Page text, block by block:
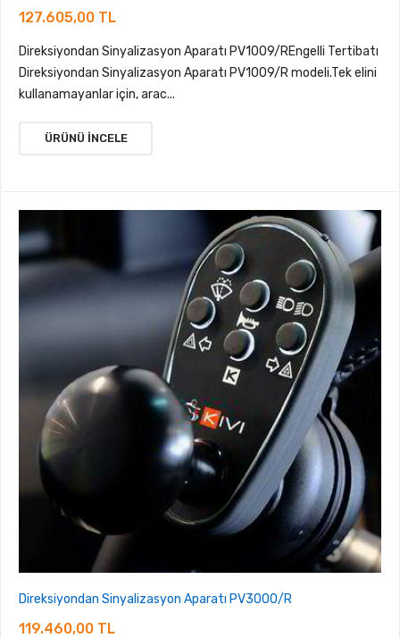
Direksiyondan Sinyalizasyon Aparatı PV3000/R
119.460,00 TL
127.605,00 TL
Direksiyondan Sinyalizasyon Aparatı PV1009/REngelli Tertibatı
Direksiyondan Sinyalizasyon Aparatı PV1009/R modeli.Tek elini
kullanamayanlar için, arac...
ÜRÜNÜ İNCELE